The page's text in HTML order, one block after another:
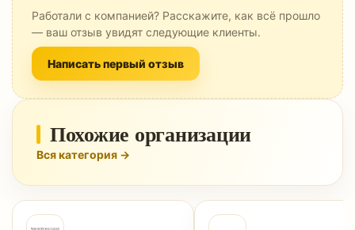
Работали с компанией? Расскажите, как всё прошло
— ваш отзыв увидят следующие клиенты.
Написать первый отзыв
Похожие организации
Вся категория →